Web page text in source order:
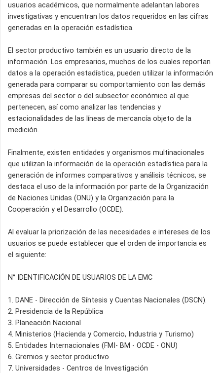
usuarios académicos, que normalmente adelantan labores
investigativas y encuentran los datos requeridos en las cifras
generadas en la operación estadística.
El sector productivo también es un usuario directo de la
información. Los empresarios, muchos de los cuales reportan
datos a la operación estadística, pueden utilizar la información
generada para comparar su comportamiento con las demás
empresas del sector o del subsector económico al que
pertenecen, así como analizar las tendencias y
estacionalidades de las líneas de mercancía objeto de la
medición.
Finalmente, existen entidades y organismos multinacionales
que utilizan la información de la operación estadística para la
generación de informes comparativos y análisis técnicos, se
destaca el uso de la información por parte de la Organización
de Naciones Unidas (ONU) y la Organización para la
Cooperación y el Desarrollo (OCDE).
Al evaluar la priorización de las necesidades e intereses de los
usuarios se puede establecer que el orden de importancia es
el siguiente:
N° IDENTIFICACIÓN DE USUARIOS DE LA EMC
1. DANE - Dirección de Síntesis y Cuentas Nacionales (DSCN).
2. Presidencia de la República
3. Planeación Nacional
4. Ministerios (Hacienda y Comercio, Industria y Turismo)
5. Entidades Internacionales (FMI- BM - OCDE - ONU)
6. Gremios y sector productivo
7. Universidades - Centros de Investigación